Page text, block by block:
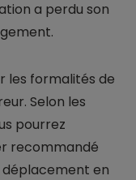
a perdu son
les formalités de
Selon les
pourrez
recommandé
en